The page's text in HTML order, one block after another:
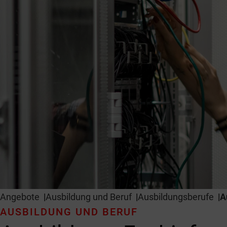
Angebote Ausbildung und Beruf Ausbildungsberufe
AUSBILDUNG UND BERUF